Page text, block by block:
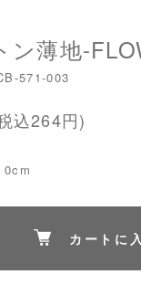
ン薄地-
571-003
込264円)
0cm
カートに